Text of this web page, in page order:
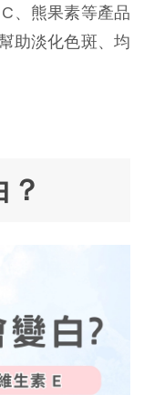
、熊果素等產品
助淡化色斑、均